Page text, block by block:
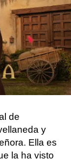
de
y
Ella es
la ha visto